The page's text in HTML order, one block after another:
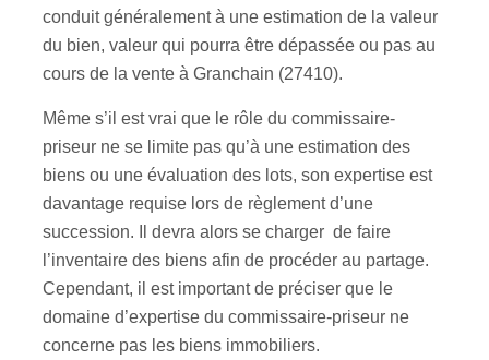
conduit généralement à une estimation de la valeur
du bien, valeur qui pourra être dépassée ou pas au
cours de la vente à Granchain (27410).
Même s’il est vrai que le rôle du commissaire-
priseur ne se limite pas qu’à une estimation des
biens ou une évaluation des lots, son expertise est
davantage requise lors de règlement d’une
succession. Il devra alors se charger de faire
l’inventaire des biens afin de procéder au partage.
Cependant, il est important de préciser que le
domaine d’expertise du commissaire-priseur ne
concerne pas les biens immobiliers.